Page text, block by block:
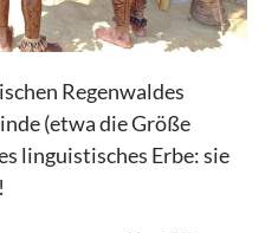
Regenwaldes
(etwa die Größe
linguistisches Erbe: sie